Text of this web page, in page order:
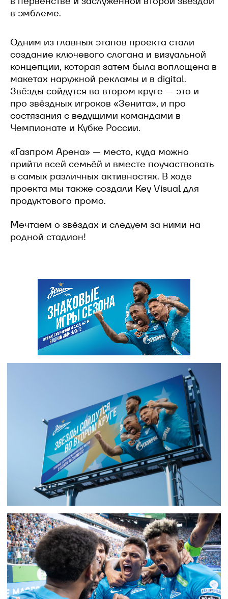
в эмблеме.
Одним из главных этапов проекта стали
создание ключевого слогана и визуальной
концепции, которая затем была воплощена в
макетах наружной рекламы и в digital.
Звёзды сойдутся во втором круге — это и
про звёздных игроков «Зенита», и про
состязания с ведущими командами в
Чемпионате и Кубке России.
«Газпром Арена» — место, куда можно
прийти всей семьёй и вместе поучаствовать
в самых различных активностях. В ходе
проекта мы также создали Key Visual для
продуктового промо.
Мечтаем о звёздах и следуем за ними на
родной стадион!